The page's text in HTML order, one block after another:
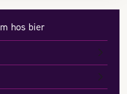
hos bier